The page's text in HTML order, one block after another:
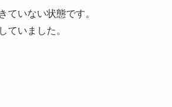
ていない状態です。
ていました。